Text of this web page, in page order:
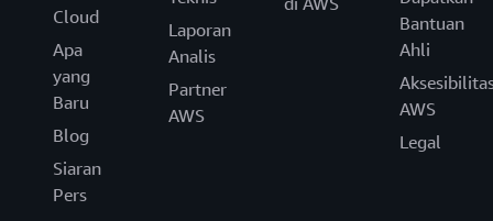
Cloud
Apa
yang
Baru
Blog
Siaran
Pers
Laporan
Analis
Partner
AWS
Bantuan
Ahli
AWS
Legal